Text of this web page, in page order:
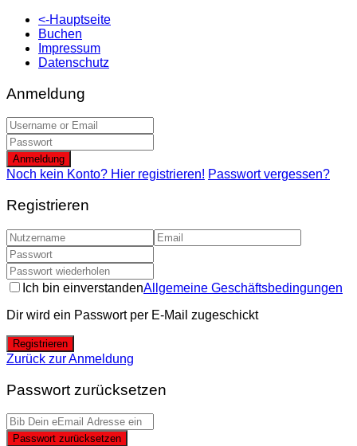
<-Hauptseite
Buchen
Impressum
Datenschutz
Anmeldung
Anmeldung
Noch kein Konto? Hier registrieren! Passwort vergessen?
Registrieren
Ich bin einverstandenAllgemeine Geschäftsbedingungen
Dir wird ein Passwort per E-Mail zugeschickt
Registrieren
Zurück zur Anmeldung
Passwort zurücksetzen
Passwort zurücksetzen